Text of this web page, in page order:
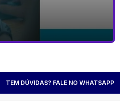
TEM DÚVIDAS? FALE NO WHATSAPP